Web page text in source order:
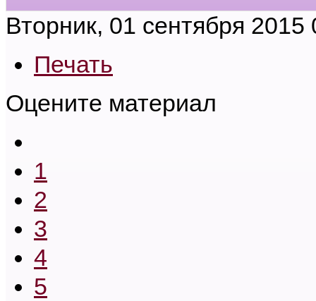
Вторник, 01 сентября 2015
Печать
Оцените материал
1
2
3
4
5